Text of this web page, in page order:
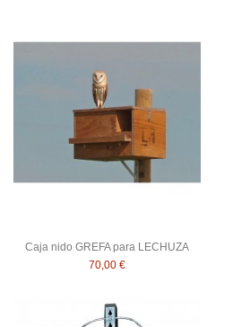
Caja nido GREFA para LECHUZA
70,00 €